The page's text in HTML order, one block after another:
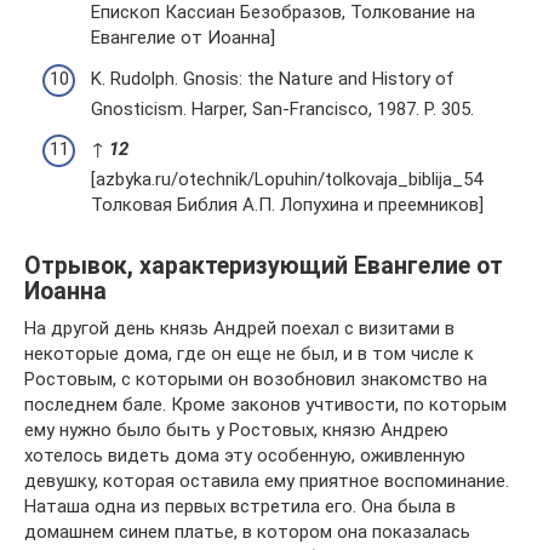
Епископ Кассиан Безобразов, Толкование на
Евангелие от Иоанна]
K. Rudolph. Gnosis: the Nature and History of
Gnosticism. Harper, San-Francisco, 1987. P. 305.
↑ 12
[azbyka.ru/otechnik/Lopuhin/tolkovaja_biblija_54
Толковая Библия А.П. Лопухина и преемников]
Отрывок, характеризующий Евангелие от
Иоанна
На другой день князь Андрей поехал с визитами в
некоторые дома, где он еще не был, и в том числе к
Ростовым, с которыми он возобновил знакомство на
последнем бале. Кроме законов учтивости, по которым
ему нужно было быть у Ростовых, князю Андрею
хотелось видеть дома эту особенную, оживленную
девушку, которая оставила ему приятное воспоминание.
Наташа одна из первых встретила его. Она была в
домашнем синем платье, в котором она показалась